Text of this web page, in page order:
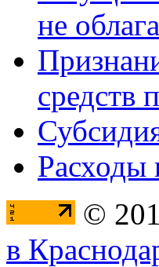
не
Расходы
©
в